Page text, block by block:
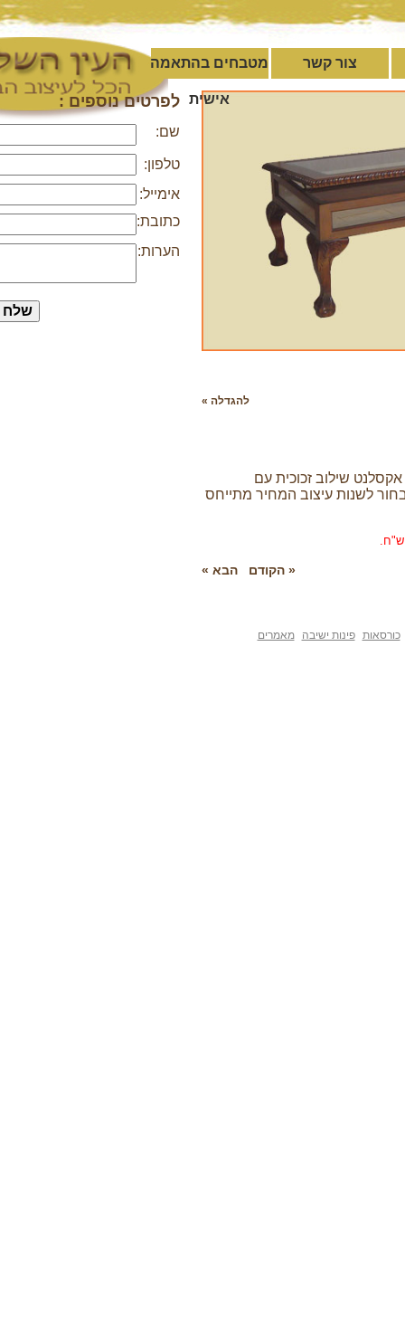
צור קשר מטבחים בהתאמה
לפרטים נוספים :
אימייל:
כתובת:
הערות:
להגדלה »
שילוב זכוכית עם
עיצוב המחיר מתייחס
« הקודם הבא »
פינות ישיבה מאמרים